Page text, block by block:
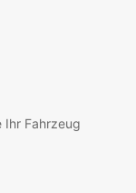
Ihr Fahrzeug